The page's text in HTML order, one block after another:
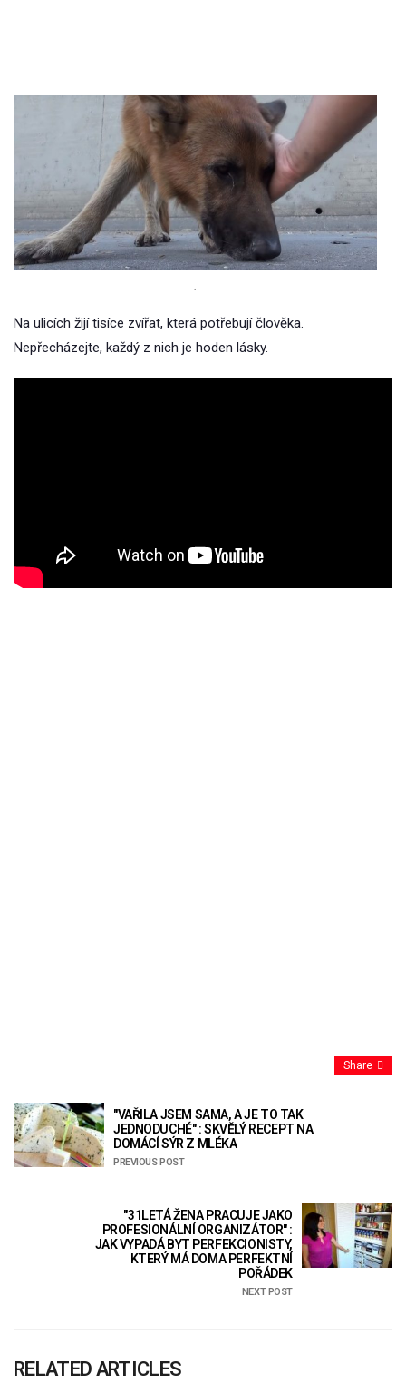
.
Na ulicích žijí tisíce zvířat, která potřebují člověka.
Nepřecházejte, každý z nich je hoden lásky.
Share
"VAŘILA JSEM SAMA, A JE TO TAK
JEDNODUCHÉ" : SKVĚLÝ RECEPT NA
DOMÁCÍ SÝR Z MLÉKA
PREVIOUS POST
"31LETÁ ŽENA PRACUJE JAKO
PROFESIONÁLNÍ ORGANIZÁTOR" :
JAK VYPADÁ BYT PERFEKCIONISTY,
KTERÝ MÁ DOMA PERFEKTNÍ
POŘÁDEK
NEXT POST
RELATED ARTICLES